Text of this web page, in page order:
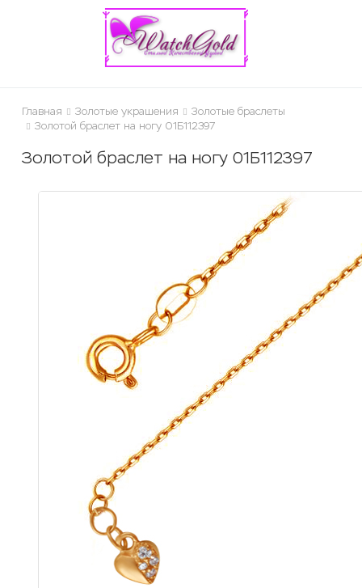
Главная Золотые украшения
Золотые браслеты
Золотой браслет на ногу 01Б112397
Золотой браслет на ногу 01Б112397